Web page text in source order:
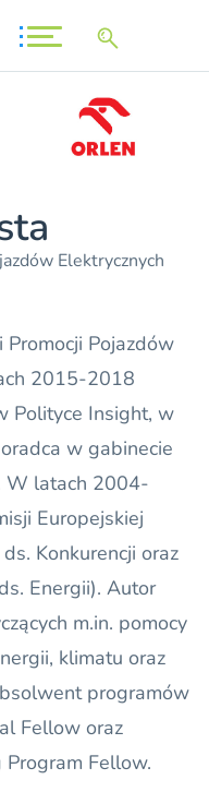
Elektrycznych
Pojazdów
2015-2018
Polityce Insight, w
w gabinecie
W latach 2004-
Europejskiej
Konkurencji oraz
Energii). Autor
m.in. pomocy
klimatu oraz
programów
Fellow oraz
Fellow.